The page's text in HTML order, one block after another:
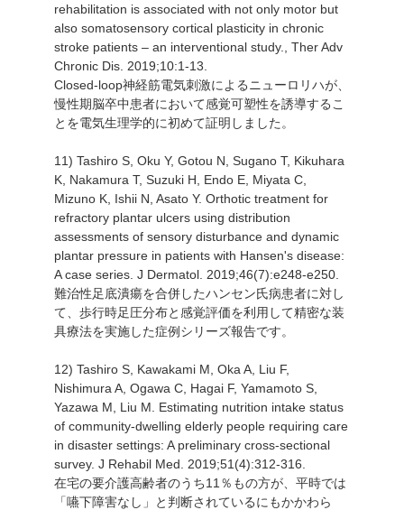
rehabilitation is associated with not only motor but
also somatosensory cortical plasticity in chronic
stroke patients – an interventional study., Ther Adv
Chronic Dis. 2019;10:1-13.
Closed-loop神経筋電気刺激によるニューロリハが、
慢性期脳卒中患者において感覚可塑性を誘導するこ
とを電気生理学的に初めて証明しました。
11) Tashiro S, Oku Y, Gotou N, Sugano T, Kikuhara
K, Nakamura T, Suzuki H, Endo E, Miyata C,
Mizuno K, Ishii N, Asato Y. Orthotic treatment for
refractory plantar ulcers using distribution
assessments of sensory disturbance and dynamic
plantar pressure in patients with Hansen's disease:
A case series. J Dermatol. 2019;46(7):e248-e250.
難治性足底潰瘍を合併したハンセン氏病患者に対し
て、歩行時足圧分布と感覚評価を利用して精密な装
具療法を実施した症例シリーズ報告です。
12) Tashiro S, Kawakami M, Oka A, Liu F,
Nishimura A, Ogawa C, Hagai F, Yamamoto S,
Yazawa M, Liu M. Estimating nutrition intake status
of community-dwelling elderly people requiring care
in disaster settings: A preliminary cross-sectional
survey. J Rehabil Med. 2019;51(4):312-316.
在宅の要介護高齢者のうち11％もの方が、平時では
「嚥下障害なし」と判断されているにもかかわら